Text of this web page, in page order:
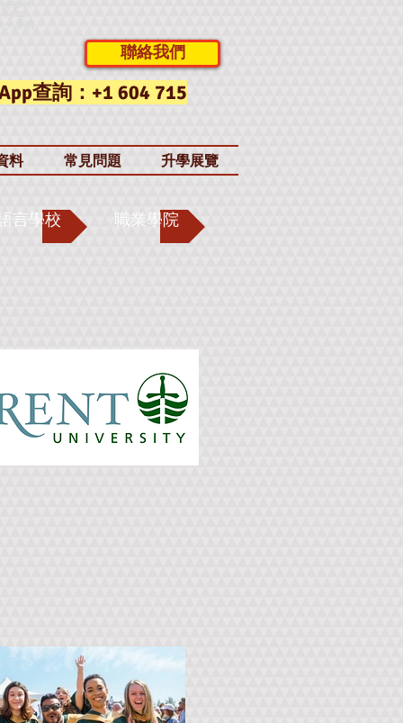
聯絡我們
查詢：+1 604 715
料 常見問題 升學展覽
言學校 職業學院